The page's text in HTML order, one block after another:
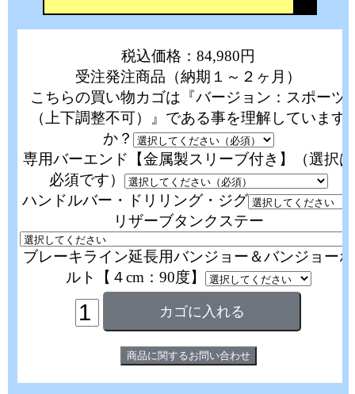
税込価格：84,980円
受注発注商品（納期１～２ヶ月）
こちらの買い物カゴは『バージョン：スポーツ
（上下調整不可）』である事を理解しています
か？
専用バーエンド【金属製スリーブ付き】（選択は
必須です）
ハンドルバー・ドリリング・ジグ
リザーブタンクステー
ブレーキライン延長用バンジョー＆バンジョーボ
ルト【４cm：90度】